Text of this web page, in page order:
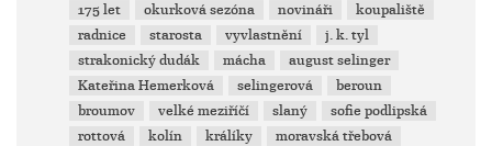
175 let
okurková sezóna novináři
koupaliště
radnice
starosta vyvlastnění
j. k. tyl
strakonický dudák
mácha
august selinger
Kateřina Hemerková
selingerová
beroun
broumov
velké meziříčí slaný
sofie podlipská
rottová
kolín králíky
moravská třebová